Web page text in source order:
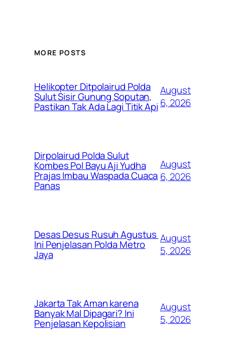
MORE POSTS
Helikopter Ditpolairud Polda
Sulut Sisir Gunung Soputan,
Pastikan Tak Ada Lagi Titik Api
August
6, 2026
Dirpolairud Polda Sulut
Kombes Pol Bayu Aji Yudha
Prajas Imbau Waspada Cuaca
Panas
August
6, 2026
Desas Desus Rusuh Agustus
Ini Penjelasan Polda Metro
Jaya
August
5, 2026
Jakarta Tak Aman karena
Banyak Mal Dipagari? Ini
Penjelasan Kepolisian
August
5, 2026